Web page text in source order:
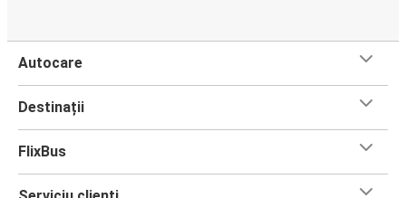
Autocare
Destinații
FlixBus